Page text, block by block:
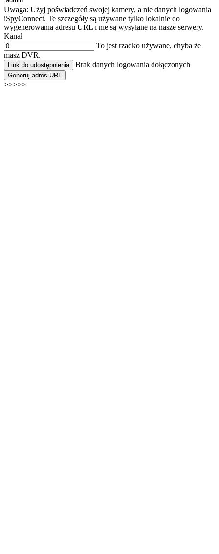
Uwaga: Użyj poświadczeń swojej kamery, a nie danych logowania
iSpyConnect. Te szczegóły są używane tylko lokalnie do
wygenerowania adresu URL i nie są wysyłane na nasze serwery.
Kanał
To jest rzadko używane, chyba że
masz DVR.
Link do udostępnienia Brak danych logowania dołączonych
Generuj adres URL
>>>>>